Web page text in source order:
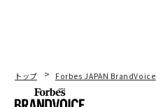
トップ Forbes JAPAN BrandVoice